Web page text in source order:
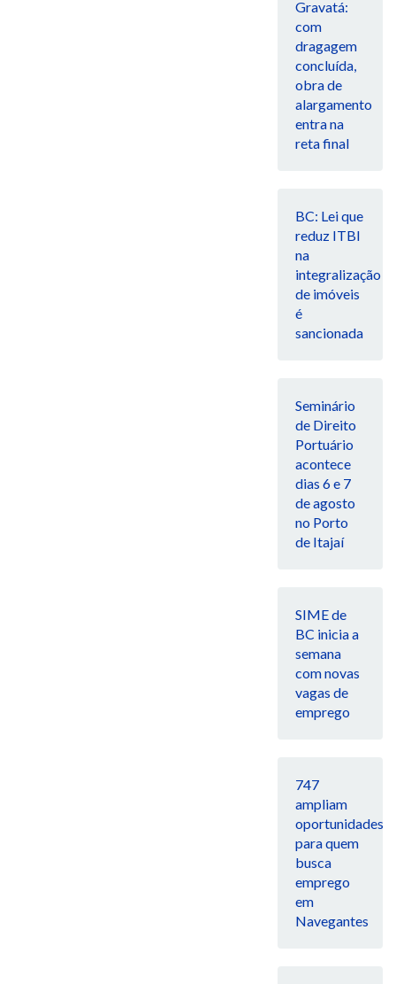
Gravatá:
com
dragagem
concluída,
obra de
alargamento
entra na
reta final
BC: Lei que
reduz ITBI
na
integralização
de imóveis
é
sancionada
Seminário
de Direito
Portuário
acontece
dias 6 e 7
de agosto
no Porto
de Itajaí
SIME de
BC inicia a
semana
com novas
vagas de
emprego
747
ampliam
oportunidades
para quem
busca
emprego
em
Navegantes